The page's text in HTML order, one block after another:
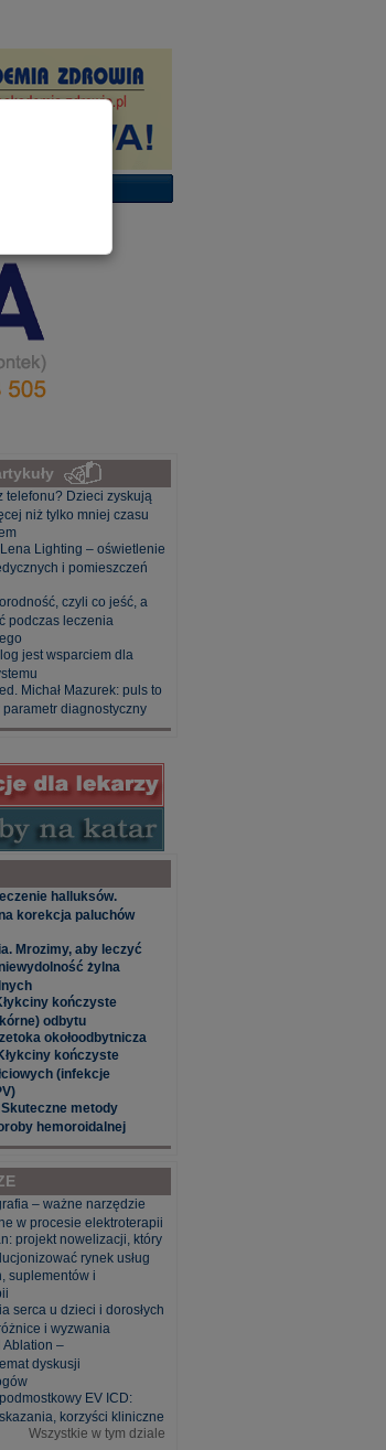
telefonu? Dzieci zyskują
niż tylko mniej czasu
Lighting – oświetlenie
i pomieszczeń
czyli co jeść, a
podczas leczenia
jest wsparciem dla
Michał Mazurek: puls to
parametr diagnostyczny
halluksów.
korekcja paluchów
Mrozimy, aby leczyć
żylna
kończyste
odbytu
okołoodbytnicza
kończyste
(infekcje
metody
hemoroidalnej
– ważne narzędzie
w procesie elektroterapii
projekt nowelizacji, który
rynek usług
suplementów i
serca u dzieci i dorosłych
i wyzwania
Ablation –
dyskusji
EV ICD:
korzyści kliniczne
Wszystkie w tym dziale